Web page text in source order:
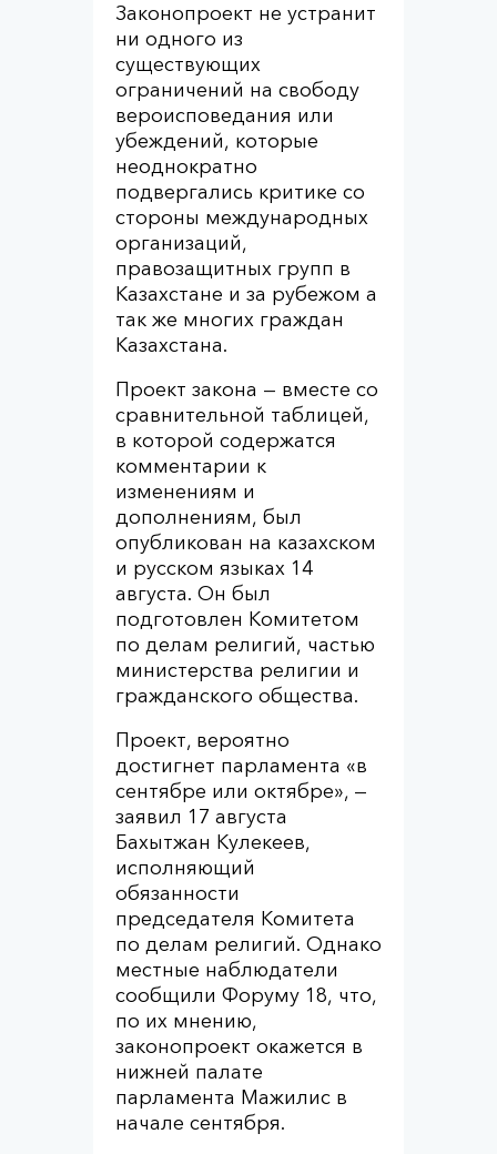
Законопроект не устранит
ни одного из
существующих
ограничений на свободу
вероисповедания или
убеждений, которые
неоднократно
подвергались критике со
стороны международных
организаций,
правозащитных групп в
Казахстане и за рубежом а
так же многих граждан
Казахстана.
Проект закона — вместе со
сравнительной таблицей,
в которой содержатся
комментарии к
изменениям и
дополнениям, был
опубликован на казахском
и русском языках 14
августа. Он был
подготовлен Комитетом
по делам религий, частью
министерства религии и
гражданского общества.
Проект, вероятно
достигнет парламента «в
сентябре или октябре», —
заявил 17 августа
Бахытжан Кулекеев,
исполняющий
обязанности
председателя Комитета
по делам религий. Однако
местные наблюдатели
сообщили Форуму 18, что,
по их мнению,
законопроект окажется в
нижней палате
парламента Мажилис в
начале сентября.